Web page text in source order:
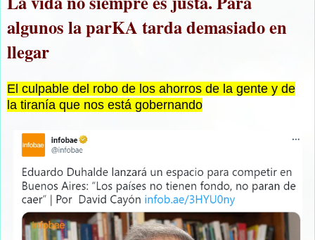
algunos la parKA tarda demasiado en
llegar
El culpable del robo de los ahorros de la gente y de
la tiranía que nos está gobernando